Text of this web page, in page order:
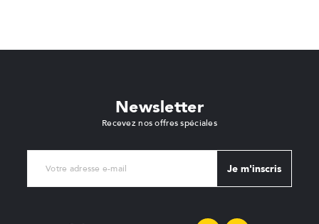
Newsletter
Recevez nos offres spéciales
Je m'inscris